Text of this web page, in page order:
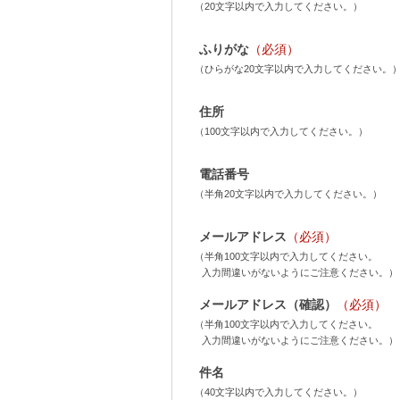
（20文字以内で入力してください。）
ふりがな （必須）
（ひらがな20文字以内で入力してください。
住所
（100文字以内で入力してください。）
電話番号
（半角20文字以内で入力してください。）
メールアドレス （必須）
（半角100文字以内で入力してください。
入力間違いがないようにご注意ください。）
メールアドレス（確認） （必須）
（半角100文字以内で入力してください。
入力間違いがないようにご注意ください。）
件名
（40文字以内で入力してください。）